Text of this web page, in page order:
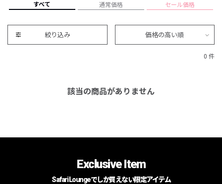
すべて 通常価格 セール価格
絞り込み 価格の高い順
0 件
該当の商品がありません
Exclusive Item
Safari Loungeでしか買えない限定アイテム